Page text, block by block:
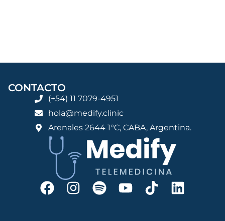
CONTACTO
(+54) 11 7079-4951
hola@medify.clinic
Arenales 2644 1°C, CABA, Argentina.